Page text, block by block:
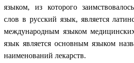
языком, из которого
слов в русский язык, является
международным языком
язык является основным языком
наименований лекарств.